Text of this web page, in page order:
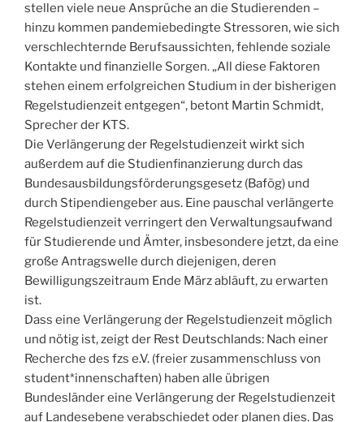
stellen viele neue Ansprüche an die Studierenden –
hinzu kommen pandemiebedingte Stressoren, wie sich
verschlechternde Berufsaussichten, fehlende soziale
Kontakte und finanzielle Sorgen. „All diese Faktoren
stehen einem erfolgreichen Studium in der bisherigen
Regelstudienzeit entgegen“, betont Martin Schmidt,
Sprecher der KTS.
Die Verlängerung der Regelstudienzeit wirkt sich
außerdem auf die Studienfinanzierung durch das
Bundesausbildungsförderungsgesetz (Bafög) und
durch Stipendiengeber aus. Eine pauschal verlängerte
Regelstudienzeit verringert den Verwaltungsaufwand
für Studierende und Ämter, insbesondere jetzt, da eine
große Antragswelle durch diejenigen, deren
Bewilligungszeitraum Ende März abläuft, zu erwarten
ist.
Dass eine Verlängerung der Regelstudienzeit möglich
und nötig ist, zeigt der Rest Deutschlands: Nach einer
Recherche des fzs e.V. (freier zusammenschluss von
student*innenschaften) haben alle übrigen
Bundesländer eine Verlängerung der Regelstudienzeit
auf Landesebene verabschiedet oder planen dies. Das